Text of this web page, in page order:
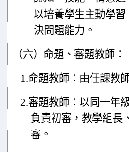
以培養學生主動學習
決問題能力。
（六）命題、審題教師：
1.命題教師：由任課教
2.審題教師：以同一年
負責初審，教學組長
審。